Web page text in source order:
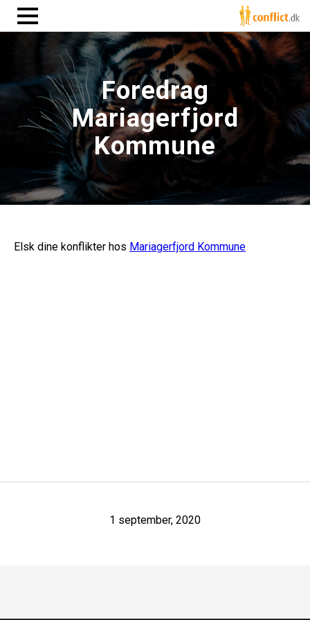
Foredrag
Mariagerfjord
Kommune
Elsk dine konflikter hos Mariagerfjord Kommune
1 september, 2020